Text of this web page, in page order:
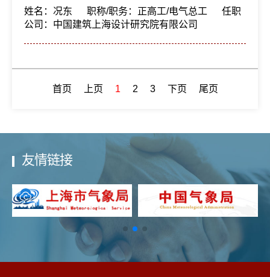
姓名：况东 职称/职务：正高工/电气总工
任职
公司：中国建筑上海设计研究院有限公司
首页 上页 1 2 3 下页 尾页
友情链接